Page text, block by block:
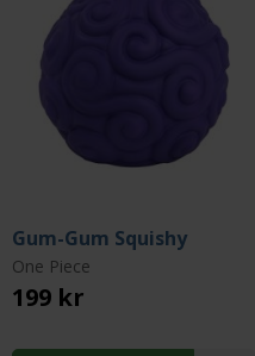
Gum-Gum Squishy
One Piece
199 kr